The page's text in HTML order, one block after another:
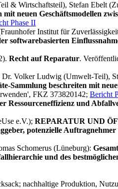
& Wirtschaftsteil), Stefan Ebelt
neuen Geschäftsmodellen
Phase II
Institut für
softwarebasierten
Recht auf Reparatur.
Volker Ludwig (Umwelt-Teil),
Sammlung beschreiten mit
FKZ 373820142; Bericht
Ressourceneffizienz und
e.V.); REPARATUR UND
potenzielle
Schomerus (Lüneburg):
und des
nachhaltige Produktion,